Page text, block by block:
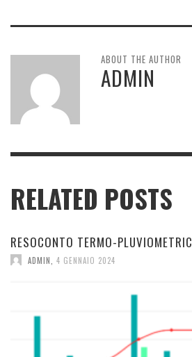
ABOUT THE AUTHOR
ADMIN
RELATED POSTS
RESOCONTO TERMO-
ADMIN 4 GENNAIO 2024